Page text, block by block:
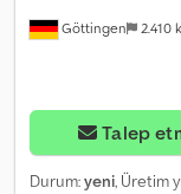
Göttingen 2.410
Talep
Durum:yeni, Üretim